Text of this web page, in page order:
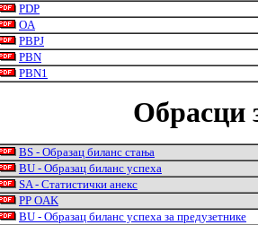
PDP
OA
PBPJ
PBN
PBN1
Обрасци
BS - Образац биланс стања
BU - Образац биланс успеха
SA - Статистички анекс
PP OAK
BU - Образац биланс успеха за предузетнике